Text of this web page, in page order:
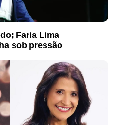
Faria Lima
sob pressão